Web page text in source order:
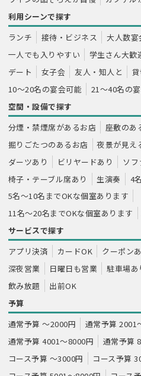
利用シーンで探す
ランチ
接待・ビジネス 大人数宴
一人でも入りやすい
学生さん大歓
デート
女子会 友人・知人と
10～20名の宴会可能
21～40名の
空間・設備で探す
分煙・禁煙席があるお店
座敷のあ
掘りごたつのあるお店
夜景が見え
ダーツあり
ビリヤードあり
ソフ
椅子・テーブル席あり
生演奏
4
5名～10名までOKな個室あります
11名～20名までOKな個室あります
サービスで探す
アプリ決済
カードOK クーポン
深夜営業
日曜日も営業 駐車場あ
飲み放題
出前OK
予算
通常予算 ～2000円
通常予算 2001
通常予算 4001～8000円
通常予算
コース予算 ～3000円
コース予算